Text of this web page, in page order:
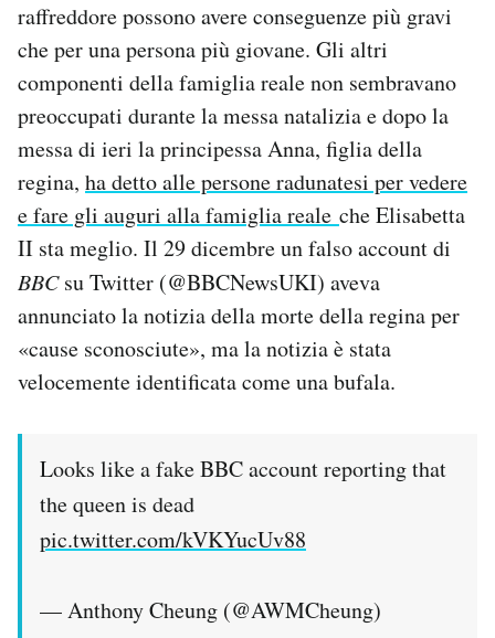
raffreddore possono avere conseguenze più gravi
che per una persona più giovane. Gli altri
componenti della famiglia reale non sembravano
preoccupati durante la messa natalizia e dopo la
messa di ieri la principessa Anna, figlia della
regina, ha detto alle persone radunatesi per vedere
e fare gli auguri alla famiglia reale che Elisabetta
II sta meglio. Il 29 dicembre un falso account di
BBCsu Twitter (@BBCNewsUKI) aveva
annunciato la notizia della morte della regina per
«cause sconosciute», ma la notizia è stata
velocemente identificata come una bufala.
Looks like a fake BBC account reporting that
the queen is dead
pic.twitter.com/kVKYucUv88
— Anthony Cheung (@AWMCheung)